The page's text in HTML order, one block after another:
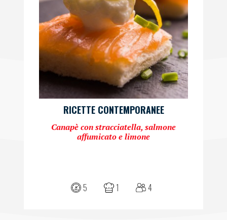
RICETTE CONTEMPORANEE
Canapè con stracciatella, salmone
affumicato e limone
5 1 4